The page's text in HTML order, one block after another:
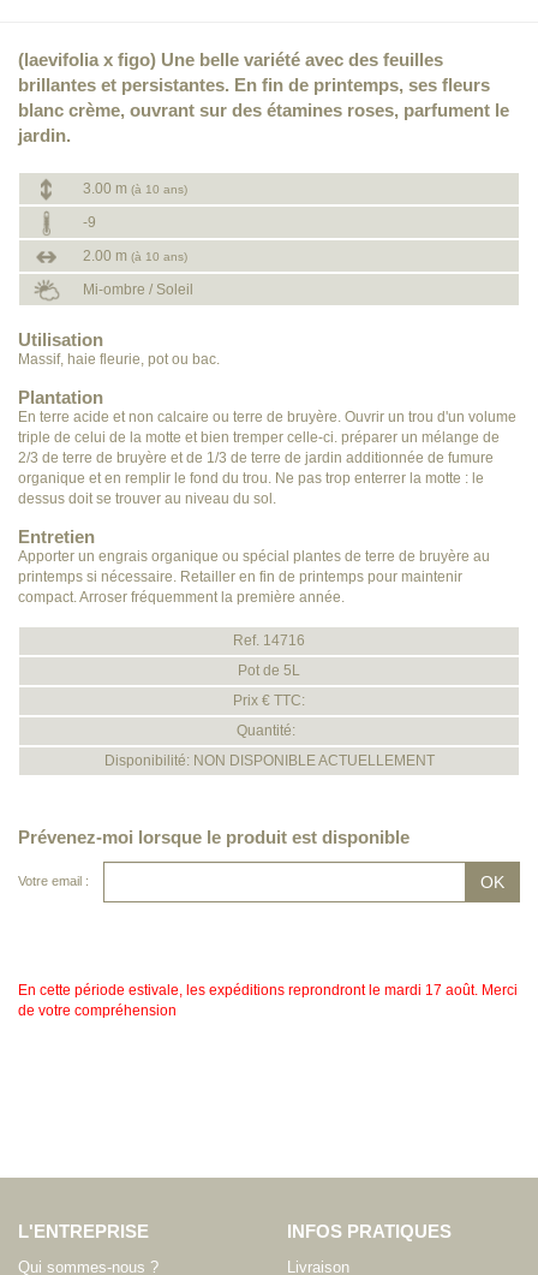
(laevifolia x figo) Une belle variété avec des feuilles
brillantes et persistantes. En fin de printemps, ses fleurs
blanc crème, ouvrant sur des étamines roses, parfument le
jardin.
3.00 m (à 10 ans)
-9
2.00 m (à 10 ans)
Mi-ombre / Soleil
Utilisation
Massif, haie fleurie, pot ou bac.
Plantation
En terre acide et non calcaire ou terre de bruyère. Ouvrir un trou d'un volume
triple de celui de la motte et bien tremper celle-ci. préparer un mélange de
2/3 de terre de bruyère et de 1/3 de terre de jardin additionnée de fumure
organique et en remplir le fond du trou. Ne pas trop enterrer la motte : le
dessus doit se trouver au niveau du sol.
Entretien
Apporter un engrais organique ou spécial plantes de terre de bruyère au
printemps si nécessaire. Retailler en fin de printemps pour maintenir
compact. Arroser fréquemment la première année.
Ref. 14716
Pot de 5L
Prix € TTC:
Quantité:
Disponibilité: NON DISPONIBLE ACTUELLEMENT
Prévenez-moi lorsque le produit est disponible
Votre email :
En cette période estivale, les expéditions reprondront le mardi 17 août. Merci
de votre compréhension
L'ENTREPRISE
Qui sommes-nous ?
INFOS PRATIQUES
Livraison